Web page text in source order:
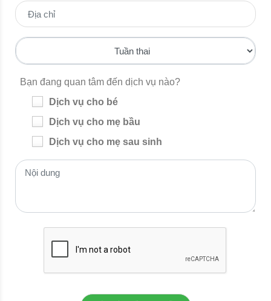
Bạn đang quan tâm đến dịch vụ nào?
Dịch vụ cho bé
Dịch vụ cho mẹ bầu
Dịch vụ cho mẹ sau sinh